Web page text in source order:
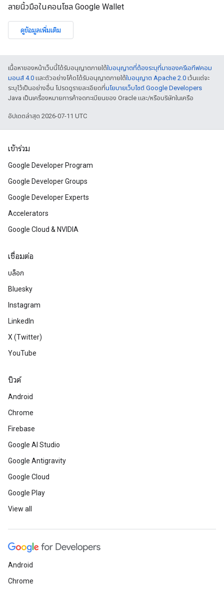
ลายนิ้วมือในคอนโซล Google Wallet
ดูข้อมูลเพิ่มเติม
เนื้อหาของหน้าเว็บนี้ได้รับอนุญาตภายใต้ใบอนุญาตที่ต้องระบุที่มาของครีเอทีฟคอม
มอนส์ 4.0 และตัวอย่างโค้ดได้รับอนุญาตภายใต้ใบอนุญาต Apache 2.0 เว้นแต่จะ
ระบุไว้เป็นอย่างอื่น โปรดดูรายละเอียดที่นโยบายเว็บไซต์ Google Developers
Java เป็นเครื่องหมายการค้าจดทะเบียนของ Oracle และ/หรือบริษัทในเครือ
อัปเดตล่าสุด 2026-07-11 UTC
เข้าร่วม
Google Developer Program
Google Developer Groups
Google Developer Experts
Accelerators
Google Cloud & NVIDIA
เชื่อมต่อ
บล็อก
Bluesky
Instagram
LinkedIn
X (Twitter)
YouTube
บิวด์
Android
Chrome
Firebase
Google AI Studio
Google Antigravity
Google Cloud
Google Play
View all
Android
Chrome